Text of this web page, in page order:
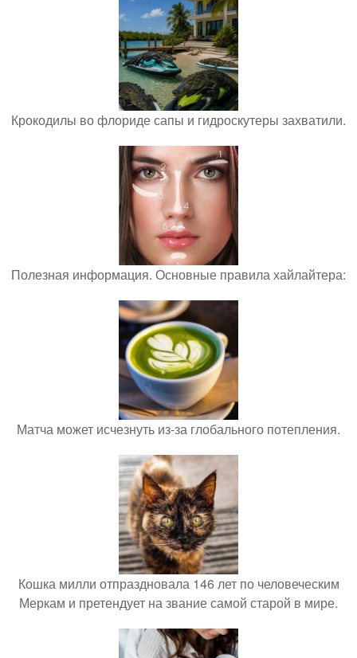
Крокодилы во флориде сапы и гидроскутеры захватили.
Полезная информация. Основные правила хайлайтера:
Матча может исчезнуть из-за глобального потепления.
Кошка милли отпраздновала 146 лет по человеческим
Меркам и претендует на звание самой старой в мире.